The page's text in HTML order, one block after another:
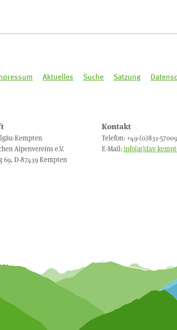
Aktuelles Suche Satzung
Kempten
Alpenvereins e.V.
69, D-87439 Kempten
Kontakt
Telefon: +49-(0)831-
E-Mail: info[at]dav-